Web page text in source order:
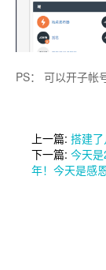
PS： 可以开子帐
上一篇: 搭建了
下一篇: 今天
年！今天是感恩